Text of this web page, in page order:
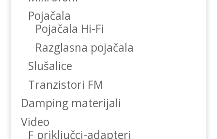
Pojačala
Pojačala Hi-Fi
Razglasna pojačala
Slušalice
Tranzistori FM
Damping materijali
Video
F priključci-adapteri